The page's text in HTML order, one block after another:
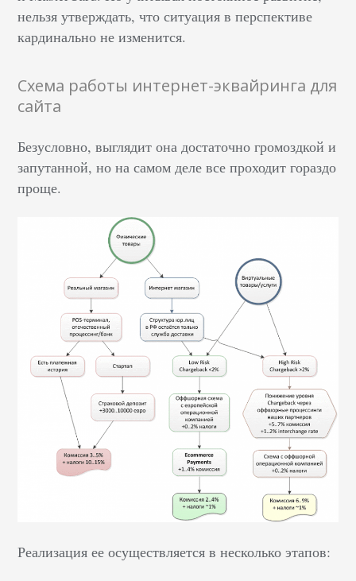
нельзя утверждать, что ситуация в перспективе
кардинально не изменится.
Схема работы интернет-эквайринга для
сайта
Безусловно, выглядит она достаточно громоздкой и
запутанной, но на самом деле все проходит гораздо
проще.
Реализация ее осуществляется в несколько этапов: